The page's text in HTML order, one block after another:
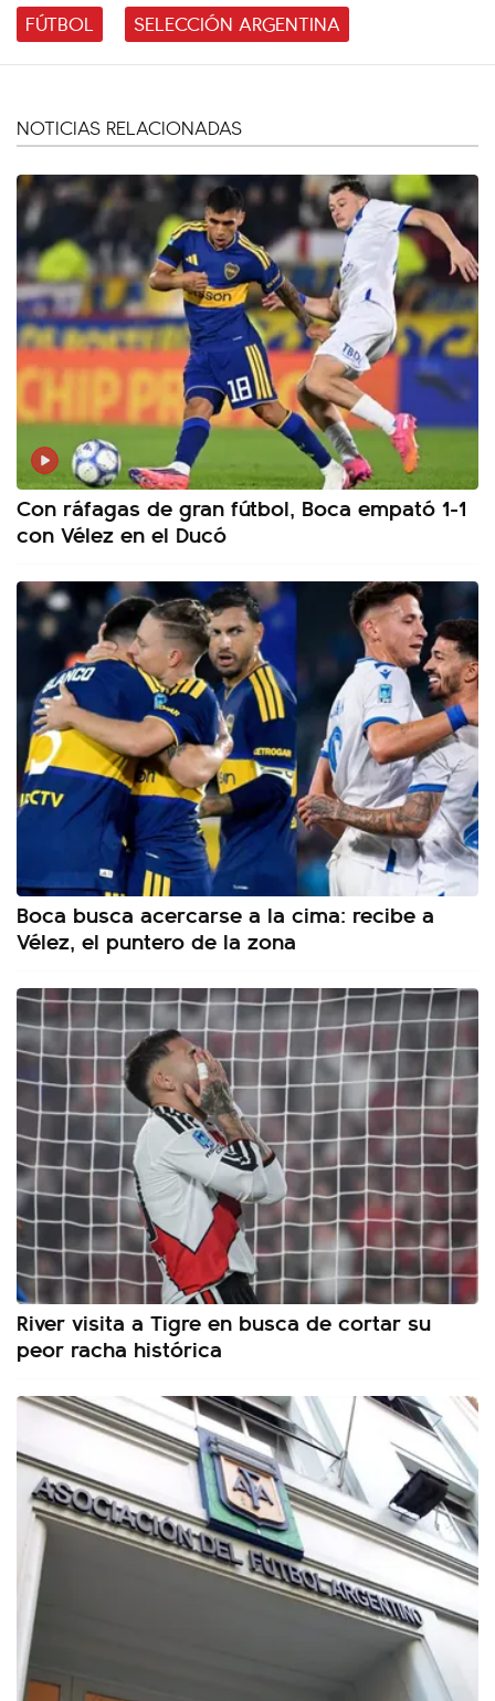
FÚTBOL SELECCIÓN ARGENTINA
NOTICIAS RELACIONADAS
Con ráfagas de gran fútbol, Boca empató 1-1
con Vélez en el Ducó
Boca busca acercarse a la cima: recibe a
Vélez, el puntero de la zona
River visita a Tigre en busca de cortar su
peor racha histórica